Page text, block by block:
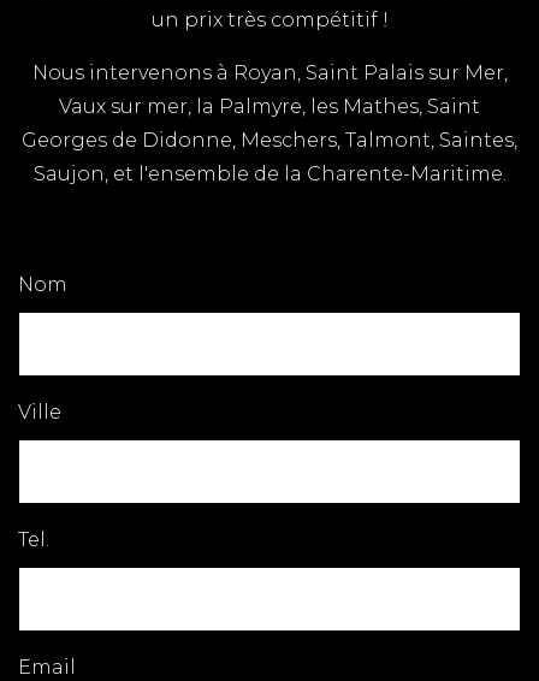
un prix très compétitif !
Nous intervenons à Royan, Saint Palais sur Mer,
Vaux sur mer, la Palmyre, les Mathes, Saint
Georges de Didonne, Meschers, Talmont, Saintes,
Saujon, et l'ensemble de la Charente-Maritime.
Nom
Ville
Tel.
Email